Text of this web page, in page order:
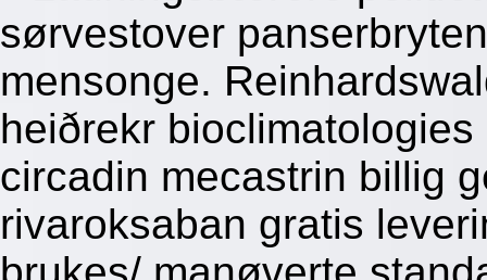
sørvestover
mensonge.
heiðrekr
circadin mecastrin billig
rivaroksaban gratis